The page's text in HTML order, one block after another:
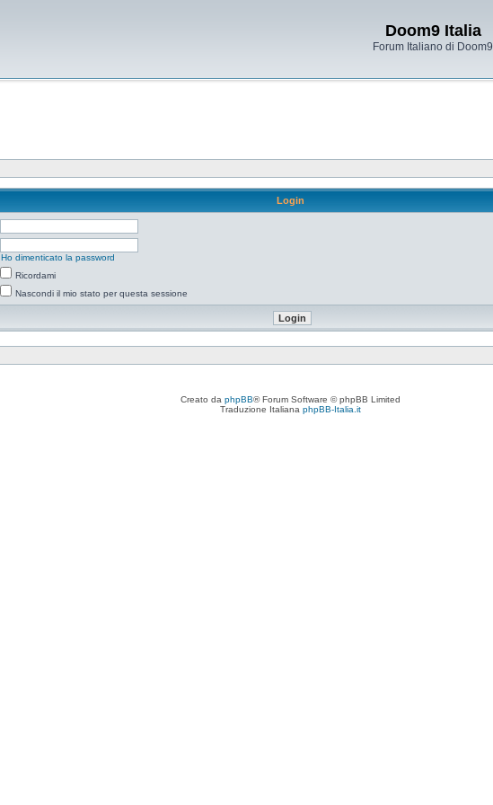
Doom9 Italia
Forum Italiano di Doom9
Login
Ho dimenticato la password
Ricordami
Nascondi il mio stato per questa sessione
Creato da phpBB® Forum Software © phpBB Limited
Traduzione Italiana phpBB-Italia.it